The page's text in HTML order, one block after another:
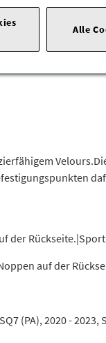
der
auf der
(PA), 2020 - 2023,
Alle